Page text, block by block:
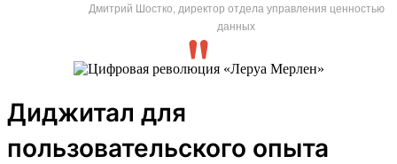
Дмитрий Шостко, директор отдела управления ценностью
данных
Диджитал для
пользовательского опыта